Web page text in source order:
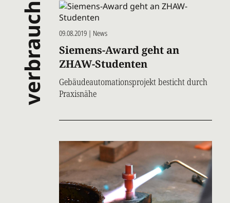
verbrauch 09.08.2019 | News
Siemens-Award geht an
ZHAW-Studenten
Gebäudeautomationsprojekt besticht durch
Praxisnähe